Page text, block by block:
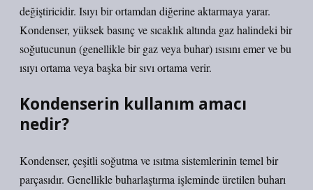
değiştiricidir. Isıyı bir ortamdan diğerine aktarmaya yarar.
Kondenser, yüksek basınç ve sıcaklık altında gaz halindeki bir
soğutucunun (genellikle bir gaz veya buhar) ısısını emer ve bu
ısıyı ortama veya başka bir sıvı ortama verir.
Kondenserin kullanım amacı
nedir?
Kondenser, çeşitli soğutma ve ısıtma sistemlerinin temel bir
parçasıdır. Genellikle buharlaştırma işleminde üretilen buharı